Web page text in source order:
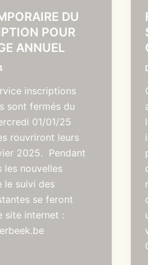
DU
POUR
ANNUEL
inscriptions
sont fermés du
01/01/25
rouvriront leurs
2025. Pendant
les nouvelles
le suivi des
se feront
site internet :